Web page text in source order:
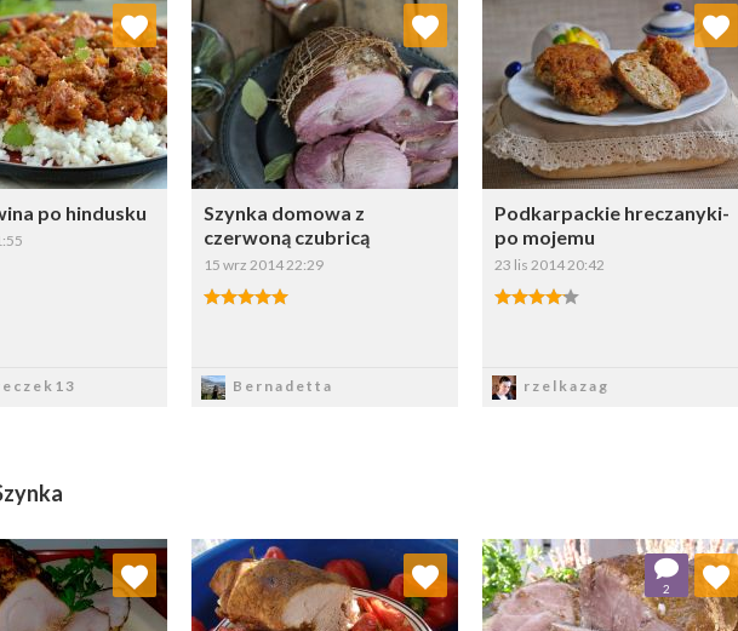
po hindusku
do ulubionych
Wybierz listę:
Szynka domowa z
czerwoną czubricą
15 wrz 2014 22:29
Bernadetta
Dodaj do ulubionych
Wybierz listę:
Podkarpackie hreczanyki-
po mojemu
23 lis 2014 20:42
rzelkazag
Dodaj do ulubionych
Wybierz listę:
do ulubionych
Wybierz listę:
Dodaj do ulubionych
Wybierz listę:
2
Dodaj do ulubionych
Wybierz listę: